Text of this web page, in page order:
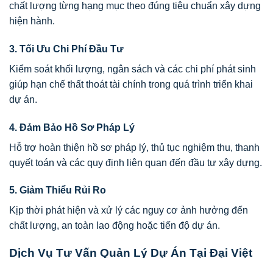
chất lượng từng hạng mục theo đúng tiêu chuẩn xây dựng
hiện hành.
3. Tối Ưu Chi Phí Đầu Tư
Kiểm soát khối lượng, ngân sách và các chi phí phát sinh
giúp hạn chế thất thoát tài chính trong quá trình triển khai
dự án.
4. Đảm Bảo Hồ Sơ Pháp Lý
Hỗ trợ hoàn thiện hồ sơ pháp lý, thủ tục nghiệm thu, thanh
quyết toán và các quy định liên quan đến đầu tư xây dựng.
5. Giảm Thiểu Rủi Ro
Kịp thời phát hiện và xử lý các nguy cơ ảnh hưởng đến
chất lượng, an toàn lao động hoặc tiến độ dự án.
Dịch Vụ Tư Vấn Quản Lý Dự Án Tại Đại Việt